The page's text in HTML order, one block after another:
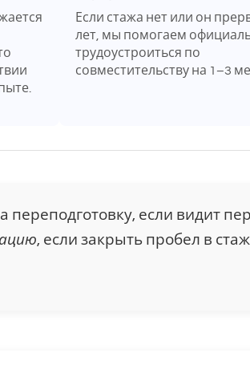
Если стажа нет или он
лет, мы помогаем
трудоустроиться по
совместительству на 1–3
переподготовку, если видит
, если закрыть пробел в